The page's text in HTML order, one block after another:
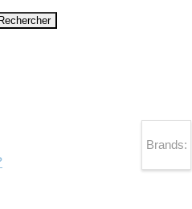
Rechercher
Brands: